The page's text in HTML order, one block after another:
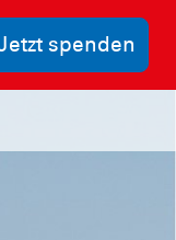
spenden